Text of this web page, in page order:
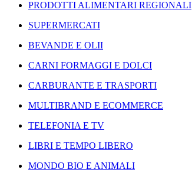
PRODOTTI ALIMENTARI REGIONALI
SUPERMERCATI
BEVANDE E OLII
CARNI FORMAGGI E DOLCI
CARBURANTE E TRASPORTI
MULTIBRAND E ECOMMERCE
TELEFONIA E TV
LIBRI E TEMPO LIBERO
MONDO BIO E ANIMALI